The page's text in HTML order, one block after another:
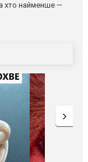
хто найменше —